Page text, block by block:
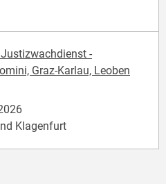
-
Graz-Karlau, Leoben
Klagenfurt